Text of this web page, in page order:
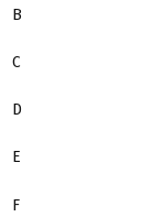
B
C
D
E
F